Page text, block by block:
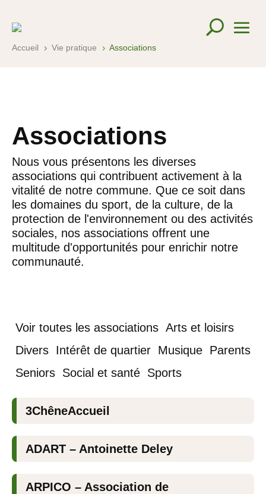
Accueil 5 Vie pratique 5 Associations
Associations
Nous vous présentons les diverses
associations qui contribuent activement à la
vitalité de notre commune. Que ce soit dans
les domaines du sport, de la culture, de la
protection de l'environnement ou des activités
sociales, nos associations offrent une
multitude d'opportunités pour enrichir notre
communauté.
Voir toutes les associations Arts et loisirs
Divers Intérêt de quartier Musique Parents
Seniors Social et santé Sports
3ChêneAccueil
ADART – Antoinette Deley
ARPICO – Association de